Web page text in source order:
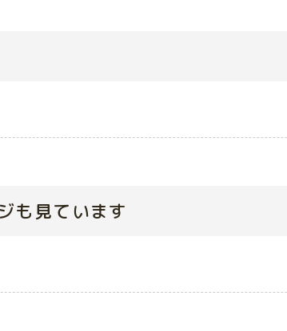
も見ています